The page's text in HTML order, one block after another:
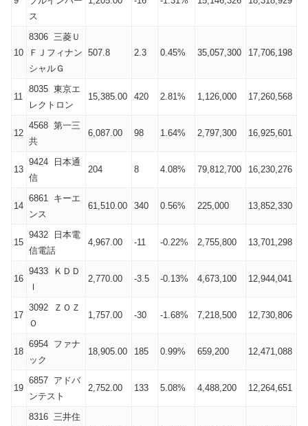
ス
10
8306 三菱Ｕ
ＦＪフィナン
シャルＧ
507.8 2.3 0.45% 35,057,300 17,706,198
11
8035 東京エ
レクトロン
15,385.00 420 2.81% 1,126,000 17,260,568
12
4568 第一三
共
6,087.00 98 1.64% 2,797,300 16,925,601
13
9424 日本通
信
204 8 4.08% 79,812,700 16,230,276
14
6861 キーエ
ンス
61,510.00 340 0.56% 225,000 13,852,330
15
9432 日本電
信電話
4,967.00 -11 -0.22% 2,755,800 13,701,298
16
9433 ＫＤＤ
Ｉ
2,770.00 -3.5 -0.13% 4,673,100 12,944,041
17
3092 ＺＯＺ
Ｏ
1,757.00 -30 -1.68% 7,218,500 12,730,806
18
6954 ファナ
ック
18,905.00 185 0.99% 659,200 12,471,088
19
6857 アドバ
ンテスト
2,752.00 133 5.08% 4,488,200 12,264,651
8316 三井住